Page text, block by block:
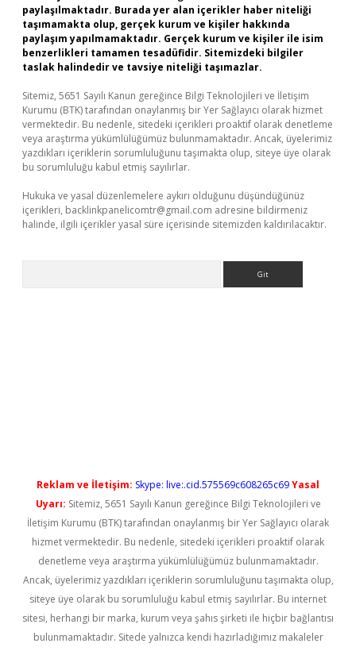
paylaşılmaktadır. Burada yer alan içerikler haber niteliği
taşımamakta olup, gerçek kurum ve kişiler hakkında
paylaşım yapılmamaktadır. Gerçek kurum ve kişiler ile isim
benzerlikleri tamamen tesadüfidir. Sitemizdeki bilgiler
taslak halindedir ve tavsiye niteliği taşımazlar.
Sitemiz, 5651 Sayılı Kanun gereğince Bilgi Teknolojileri ve İletişim
Kurumu (BTK) tarafından onaylanmış bir Yer Sağlayıcı olarak hizmet
vermektedir. Bu nedenle, sitedeki içerikleri proaktif olarak denetleme
veya araştırma yükümlülüğümüz bulunmamaktadır. Ancak, üyelerimiz
yazdıkları içeriklerin sorumluluğunu taşımakta olup, siteye üye olarak
bu sorumluluğu kabul etmiş sayılırlar.
Hukuka ve yasal düzenlemelere aykırı olduğunu düşündüğünüz
içerikleri, backlinkpanelicomtr@gmail.com adresine bildirmeniz
halinde, ilgili içerikler yasal süre içerisinde sitemizden kaldırılacaktır.
Reklam ve İletişim: Skype: live:.cid.575569c608265c69Yasal
Uyarı: Sitemiz, 5651 Sayılı Kanun gereğince Bilgi Teknolojileri ve
İletişim Kurumu (BTK) tarafından onaylanmış bir Yer Sağlayıcı olarak
hizmet vermektedir. Bu nedenle, sitedeki içerikleri proaktif olarak
denetleme veya araştırma yükümlülüğümüz bulunmamaktadır.
Ancak, üyelerimiz yazdıkları içeriklerin sorumluluğunu taşımakta olup,
siteye üye olarak bu sorumluluğu kabul etmiş sayılırlar. Bu internet
sitesi, herhangi bir marka, kurum veya şahıs şirketi ile hiçbir bağlantısı
bulunmamaktadır. Sitede yalnızca kendi hazırladığımız makaleler